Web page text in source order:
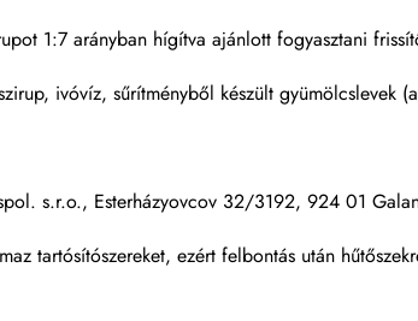
1:7 arányban hígítva ajánlott fogyasztani
ivóvíz, sűrítményből készült gyümölcslevek
s.r.o., Esterházyovcov 32/3192, 924 01
tartósítószereket, ezért felbontás után